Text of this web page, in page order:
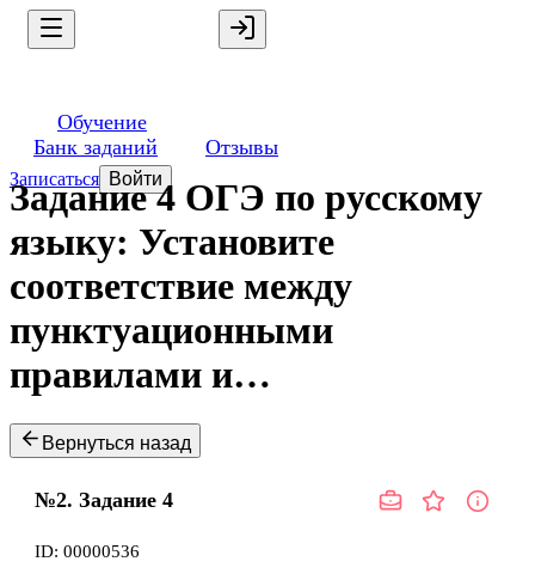
Обучение
Банк заданий
Отзывы
Записаться Войти
Задание 4 ОГЭ по русскому
языку: Установите
соответствие между
пунктуационными
правилами и…
Вернуться назад
№2. Задание 4
ID: 00000536